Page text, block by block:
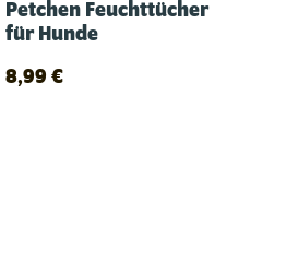
Petchen Feuchttücher
für Hunde
8,99 €